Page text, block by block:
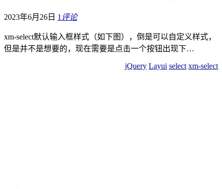
2023年6月26日 1 评论
xm-select默认输入框样式（如下图），倒是可以自定义样式，
但是并不是想要的，现在需要是点击一个按钮出现下…
jQuery Layui select xm-select